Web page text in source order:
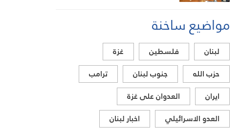
مواضيع ساخنة
لبنان فلسطين
غزة
حزب الله
جنوب لبنان
ترامب
ايران
العدوان على غزة
العدو الاسرائيلي
اخبار لبنان